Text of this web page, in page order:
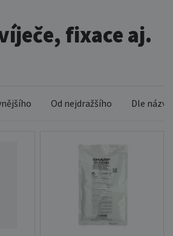
fixace aj.
Od nejdražšího Dle názvu